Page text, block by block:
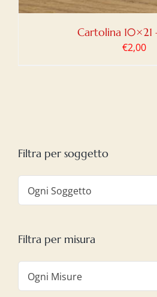
Cartolina 10×21
€2,00
Filtra per soggetto
Ogni Soggetto
Filtra per misura
Ogni Misure